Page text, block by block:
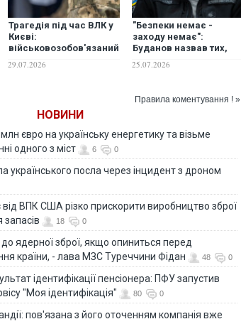
Трагедія під час ВЛК у
Києві:
військовозобов'язаний
ножем лікарку в
29.07.2026
"Безпеки немає -
заходу немає":
Буданов назвав тих,
трагедію на виставці
25.07.2026
Правила коментування ! »
НОВИНИ
євро на українську енергетику та візьме
одного з міст
6 0
українського посла через інцидент з дроном
від ВПК США різко прискорити виробництво зброї
18 0
ядерної зброї, якщо опиниться перед
країни, - лава МЗС Туреччини Фідан
48 0
ідентифікації пенсіонера: ПФУ запустив
"Моя ідентифікація"
80 0
пов'язана з його оточенням компанія вже